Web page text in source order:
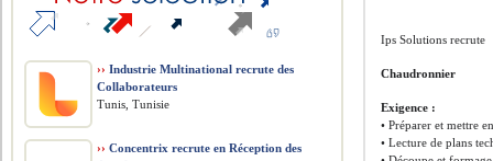
Ips Solutions recrute
Chaudronnier
Exigence :
• Préparer et mettre
• Lecture de plans
›› Industrie Multinational recrute des
Collaborateurs
Tunis, Tunisie
›› Concentrix recrute en Réception des